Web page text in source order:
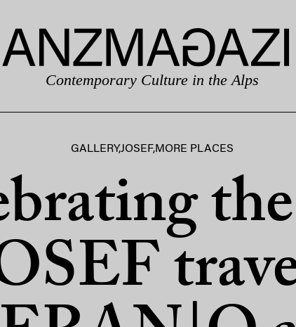
Contemporary Culture in the Alps
GALLERY,JOSEF,MORE PLACES